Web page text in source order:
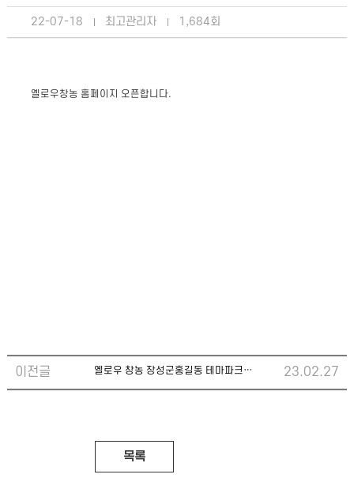
22-07-18 최고관리자 1,684회
옐로우창농 홈페이지 오픈합니다.
이전글 옐로우 창농 장성군홍길동 테마파크에서 봄봄프리마켓 진행-12개농장과 23.02.27
목록